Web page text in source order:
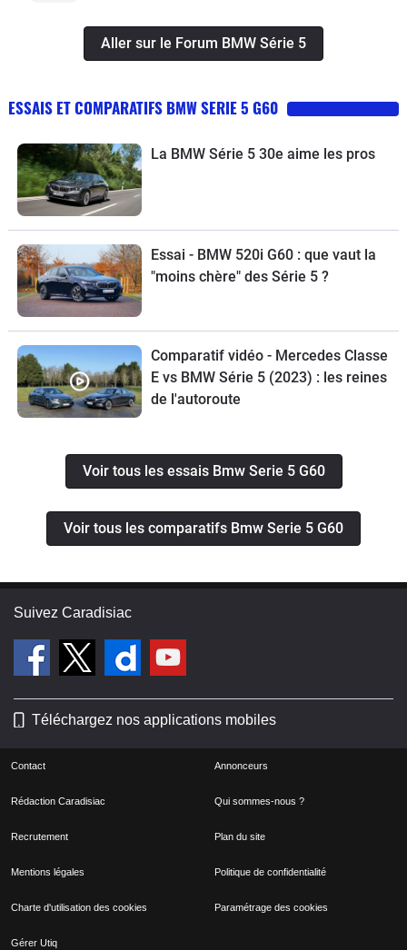
Aller sur le Forum BMW Série 5
ESSAIS ET COMPARATIFS BMW SERIE 5 G60
La BMW Série 5 30e aime les pros
Essai - BMW 520i G60 : que vaut la
"moins chère" des Série 5 ?
Comparatif vidéo - Mercedes Classe
E vs BMW Série 5 (2023) : les reines
de l'autoroute
Voir tous les essais Bmw Serie 5 G60
Voir tous les comparatifs Bmw Serie 5 G60
Suivez Caradisiac
Téléchargez nos applications mobiles
Contact Annonceurs
Rédaction Caradisiac Qui sommes-nous ?
Recrutement Plan du site
Mentions légales Politique de confidentialité
Charte d'utilisation des cookies Paramétrage des cookies
Gérer Utiq